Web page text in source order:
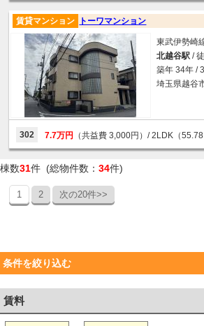
トーワマンション
賃貸マンション
東武伊勢崎
北越谷駅 /
築年 34年 /
埼玉県越谷
302 7.7万円 （共益費 3,000円）/ 2LDK（
棟数31件 (総物件数： 34件)
1 2 次の20件>>
条件を絞り込む
賃料